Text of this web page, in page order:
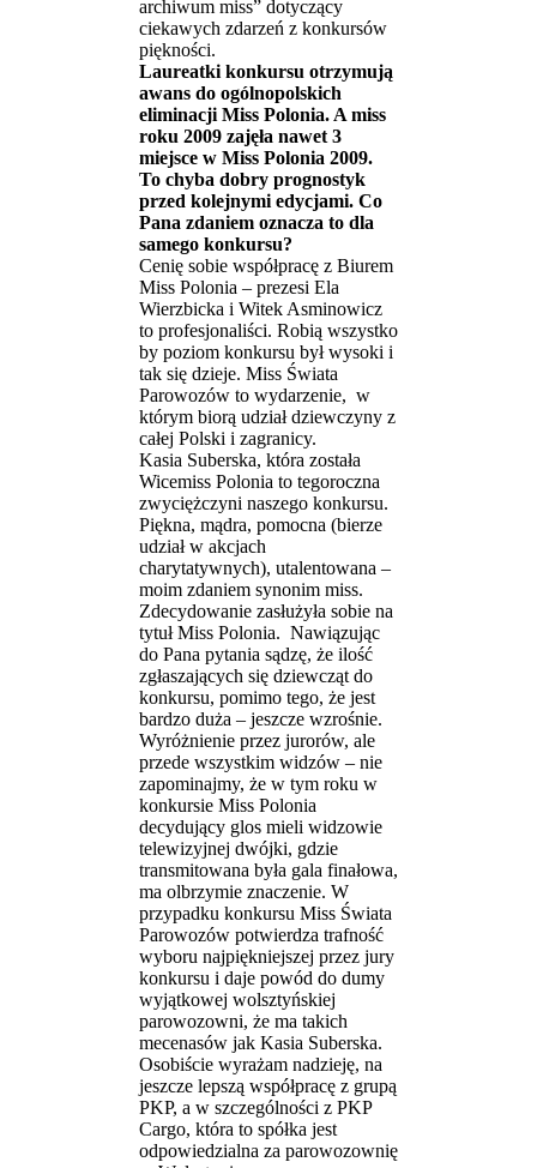
archiwum miss” dotyczący
ciekawych zdarzeń z konkursów
piękności.
Laureatki konkursu otrzymują
awans do ogólnopolskich
eliminacji Miss Polonia. A miss
roku 2009 zajęła nawet 3
miejsce w Miss Polonia 2009.
To chyba dobry prognostyk
przed kolejnymi edycjami. Co
Pana zdaniem oznacza to dla
samego konkursu?
Cenię sobie współpracę z Biurem
Miss Polonia – prezesi Ela
Wierzbicka i Witek Asminowicz
to profesjonaliści. Robią wszystko
by poziom konkursu był wysoki i
tak się dzieje. Miss Świata
Parowozów to wydarzenie, w
którym biorą udział dziewczyny z
całej Polski i zagranicy.
Kasia Suberska, która została
Wicemiss Polonia to tegoroczna
zwyciężczyni naszego konkursu.
Piękna, mądra, pomocna (bierze
udział w akcjach
charytatywnych), utalentowana –
moim zdaniem synonim miss.
Zdecydowanie zasłużyła sobie na
tytuł Miss Polonia. Nawiązując
do Pana pytania sądzę, że ilość
zgłaszających się dziewcząt do
konkursu, pomimo tego, że jest
bardzo duża – jeszcze wzrośnie.
Wyróżnienie przez jurorów, ale
przede wszystkim widzów – nie
zapominajmy, że w tym roku w
konkursie Miss Polonia
decydujący glos mieli widzowie
telewizyjnej dwójki, gdzie
transmitowana była gala finałowa,
ma olbrzymie znaczenie. W
przypadku konkursu Miss Świata
Parowozów potwierdza trafność
wyboru najpiękniejszej przez jury
konkursu i daje powód do dumy
wyjątkowej wolsztyńskiej
parowozowni, że ma takich
mecenasów jak Kasia Suberska.
Osobiście wyrażam nadzieję, na
jeszcze lepszą współpracę z grupą
PKP, a w szczególności z PKP
Cargo, która to spółka jest
odpowiedzialna za parowozownię